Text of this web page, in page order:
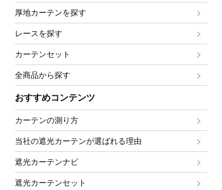
厚地カーテンを探す
レースを探す
カーテンセット
全商品から探す
おすすめコンテンツ
カーテンの測り方
当社の遮光カーテンが選ばれる理由
遮光カーテンナビ
遮光カーテンセット